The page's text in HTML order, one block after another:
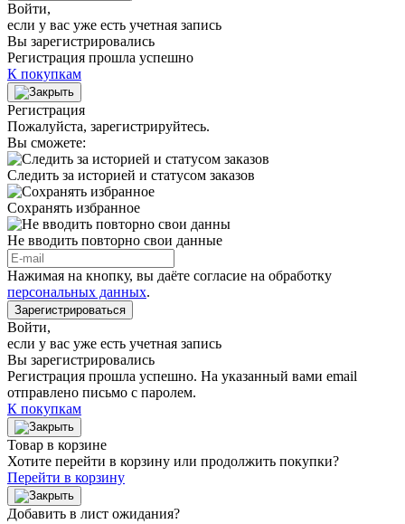
Войти,
если у вас уже есть учетная запись
Вы зарегистрировались
Регистрация прошла успешно
К покупкам
Регистрация
Пожалуйста, зарегистрируйтесь.
Вы сможете:
Следить за историей и статусом заказов
Сохранять избранное
Не вводить повторно свои данные
Нажимая на кнопку, вы даёте согласие на обработку
персональных данных.
Зарегистрироваться
Войти,
если у вас уже есть учетная запись
Вы зарегистрировались
Регистрация прошла успешно. На указанный вами email
отправлено письмо с паролем.
К покупкам
Товар в корзине
Хотите перейти в корзину или продолжить покупки?
Перейти в корзину
Добавить в лист ожидания?